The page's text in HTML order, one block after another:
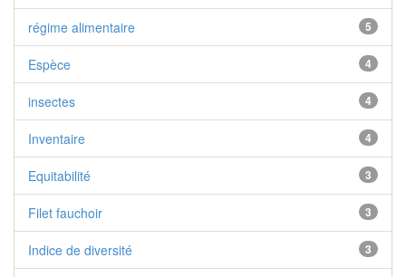
5
régime alimentaire
4
Espèce
4
insectes
4
Inventaire
3
Equitabilité
3
Filet fauchoir
3
Indice de diversité